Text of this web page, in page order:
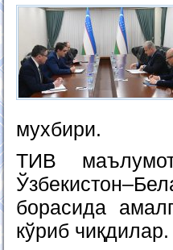
мухбири.
ТИВ
борасида
кўриб чиқдилар.